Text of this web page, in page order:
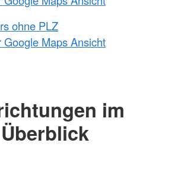
ohne PLZ
Google Maps Ansicht
im
Überblick